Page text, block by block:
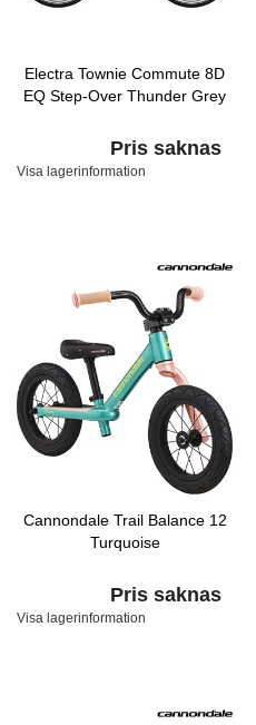
Electra Townie Commute 8D
EQ Step-Over Thunder Grey
Pris saknas
Visa lagerinformation
Cannondale Trail Balance 12
Turquoise
Pris saknas
Visa lagerinformation